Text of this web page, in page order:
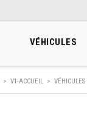
VÉHICULES
> V1-ACCUEIL > VÉHICULES